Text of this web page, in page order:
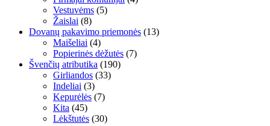
Vestuvėms (5)
Žaislai (8)
Dovanų pakavimo priemonės (13)
Maišeliai (4)
Popierinės dėžutės (7)
Švenčių atributika (190)
Girliandos (33)
Indeliai (3)
Kepurėlės (7)
Kita (45)
Lėkštutės (30)